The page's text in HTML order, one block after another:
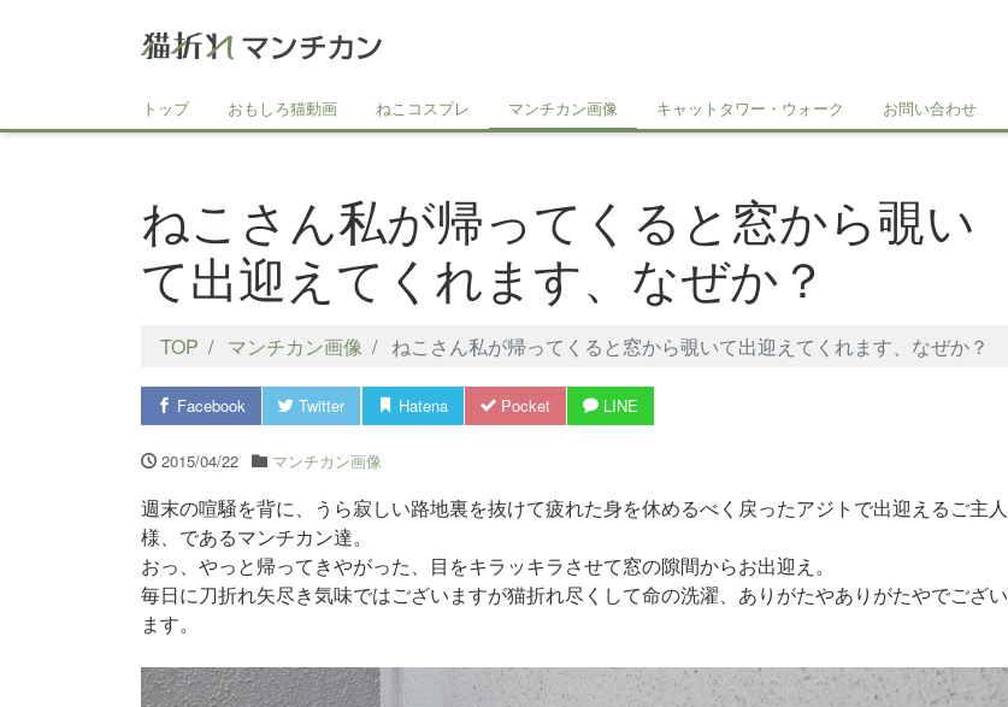
トップ おもしろ猫動画 ねこコスプレ マンチカン画像 キャットタワー・ウォーク お問い合わせ
ねこさん私が帰ってくると窓から覗い
て出迎えてくれます、なぜか？
TOP マンチカン画像 ねこさん私が帰ってくると窓から覗いて出迎えてくれます、なぜか？
Facebook Twitter Hatena Pocket LINE
2015/04/22 マンチカン画像
週末の喧騒を背に、うら寂しい路地裏を抜けて疲れた身を休めるべく戻ったアジトで出迎えるご主人
様、であるマンチカン達。
おっ、やっと帰ってきやがった、目をキラッキラさせて窓の隙間からお出迎え。
毎日に刀折れ矢尽き気味ではございますが猫折れ尽くして命の洗濯、ありがたやありがたやでござい
ます。